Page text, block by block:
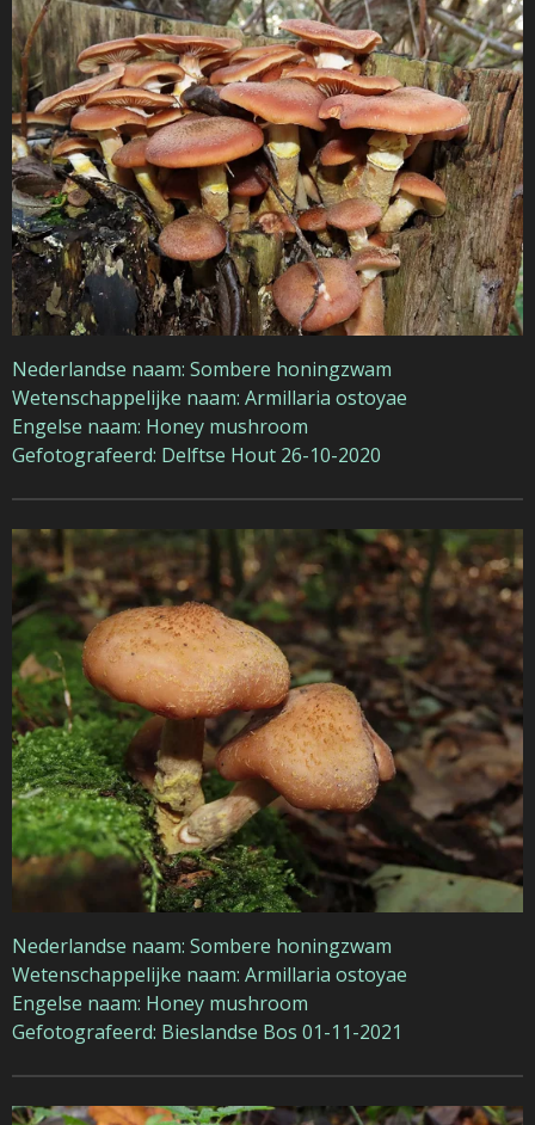
Nederlandse naam: Sombere honingzwam
Wetenschappelijke naam: Armillaria ostoyae
Engelse naam: Honey mushroom
Gefotografeerd: Delftse Hout 26-10-2020
Nederlandse naam: Sombere honingzwam
Wetenschappelijke naam: Armillaria ostoyae
Engelse naam: Honey mushroom
Gefotografeerd: Bieslandse Bos 01-11-2021